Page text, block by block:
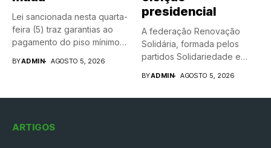
Lei sancionada nesta quarta-
feira (5) traz garantias ao
pagamento do piso mínimo
BYADMIN AGOSTO 5, 2026
presidencial
A federação Renovação
Solidária, formada pelos
partidos Solidariedade e
BYADMIN AGOSTO 5, 2026
ARTIGOS